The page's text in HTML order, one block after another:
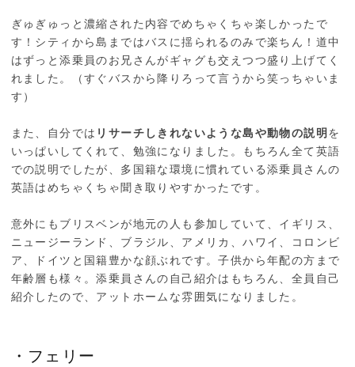
ぎゅぎゅっと濃縮された内容でめちゃくちゃ楽しかったで
す！シティから島まではバスに揺られるのみで楽ちん！道中
はずっと添乗員のお兄さんがギャグも交えつつ盛り上げてく
れました。（すぐバスから降りろって言うから笑っちゃいま
す）
また、自分では リサーチしきれないような島や動物の説明を
いっぱいしてくれて、勉強になりました。もちろん全て英語
での説明でしたが、多国籍な環境に慣れている添乗員さんの
英語はめちゃくちゃ聞き取りやすかったです。
意外にもブリスベンが地元の人も参加していて、イギリス、
ニュージーランド、ブラジル、アメリカ、ハワイ、コロンビ
ア、ドイツと国籍豊かな顔ぶれです。子供から年配の方まで
年齢層も様々。添乗員さんの自己紹介はもちろん、全員自己
紹介したので、アットホームな雰囲気になりました。
・フェリー